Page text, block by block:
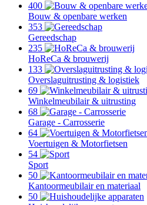
400
Bouw & openbare werken
353
Gereedschap
235
HoReCa & brouwerij
133
Overslaguitrusting & logistiek
69
Winkelmeubilair & uitrusting
68
Garage - Carrosserie
64
Voertuigen & Motorfietsen
54
Sport
50
Kantoormeubilair en materiaal
50